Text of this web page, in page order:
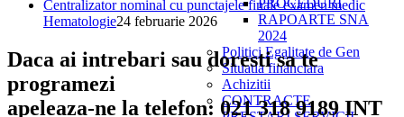
PROCEDURI
RAPOARTE SNA
2024
Politici Egalitate de Gen
Situatia financiara
Achizitii
CONTRACTE
Centralizator nominal cu punctajele finale examen medic
Hematologie24 februarie 2026
Daca ai intrebari sau doresti sa te
programezi
apeleaza-ne la telefon: 021 318 9189 INT